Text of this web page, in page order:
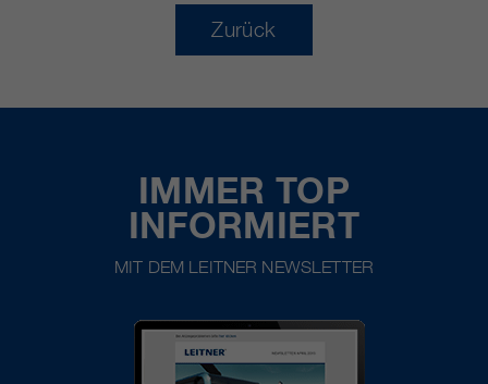
Zurück
IMMER TOP
INFORMIERT
MIT DEM LEITNER NEWSLETTER